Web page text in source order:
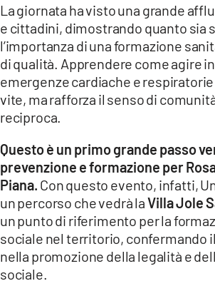
La giornata ha visto una grande
e cittadini, dimostrando quanto sia
l’importanza di una formazione
di qualità. Apprendere come agire
emergenze cardiache e
vite, ma rafforza il senso di
reciproca.
Questo è un primo grande passo
prevenzione e formazione per
Piana. Con questo evento, infatti,
un percorso che vedrà laVilla Jole
un punto di riferimento per la
sociale nel territorio, confermando
nella promozione della legalità e
sociale.